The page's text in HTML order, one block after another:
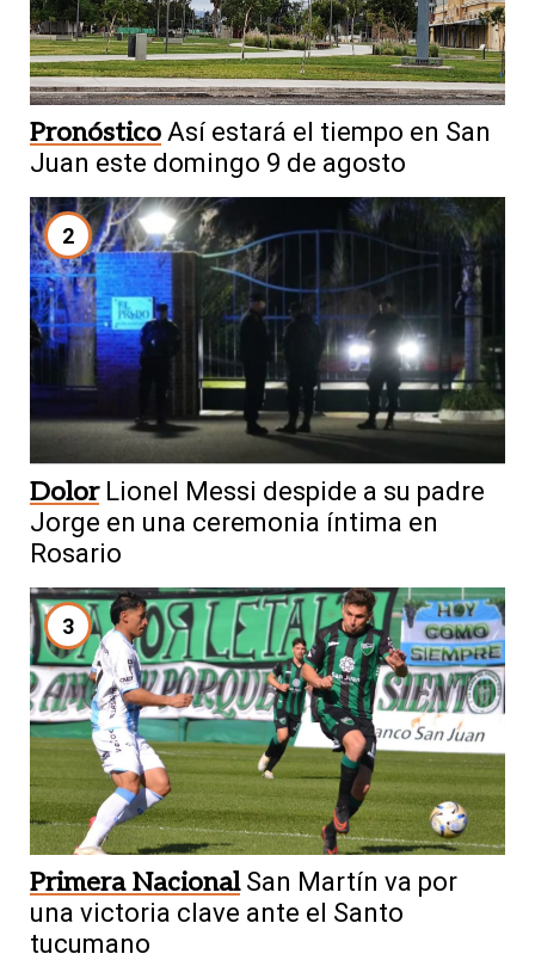
Pronóstico Así estará el tiempo en San
Juan este domingo 9 de agosto
2
Dolor Lionel Messi despide a su padre
Jorge en una ceremonia íntima en
Rosario
3
Primera Nacional San Martín va por
una victoria clave ante el Santo
tucumano